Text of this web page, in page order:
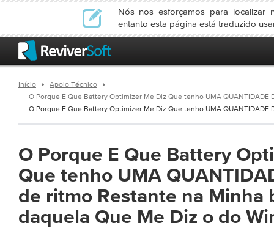
Nós nos esforçamos para localizar
entanto esta página está traduzido
Início
Apoio Técnico
O Porque E Que Battery Optimizer Me Diz Que tenho UMA
O Porque E Que Battery Optimizer Me Diz Que tenho UMA QUANTIDADE
O Porque E Que Battery
Que tenho UMA
de ritmo Restante na Minha
daquela Que Me Diz o do